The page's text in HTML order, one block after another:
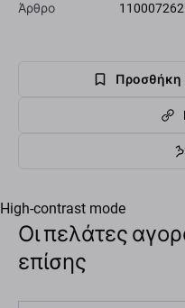
Άρθρο
Προσθήκη
High-contrast mode
Οι πελάτες
επίσης